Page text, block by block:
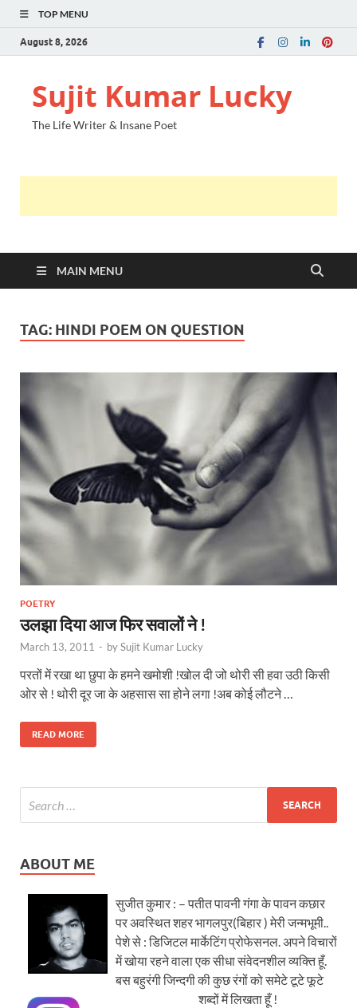
TOP MENU
August 8, 2026
Sujit Kumar Lucky
The Life Writer & Insane Poet
MAIN MENU
TAG: HINDI POEM ON QUESTION
POETRY
उलझा दिया आज फिर सवालों ने !
March 13, 2011 - bySujit Kumar Lucky
परतों में रखा था छुपा के हमने खमोशी !खोल दी जो थोरी सी हवा उठी किसी
ओर से ! थोरी दूर जा के अहसास सा होने लगा !अब कोई लौटने …
READ MORE
ABOUT ME
सुजीत कुमार : – पतीत पावनी गंगा के पावन कछार
पर अवस्थित शहर भागलपुर(बिहार ) मेरी जन्मभूमी..
पेशे से : डिजिटल मार्केटिंग प्रोफेसनल. अपने विचारों
में खोया रहने वाला एक सीधा संवेदनशील व्यक्ति हूँ.
बस बहुरंगी जिन्दगी की कुछ रंगों को समेटे टूटे फूटे
शब्दों में लिखता हूँ !